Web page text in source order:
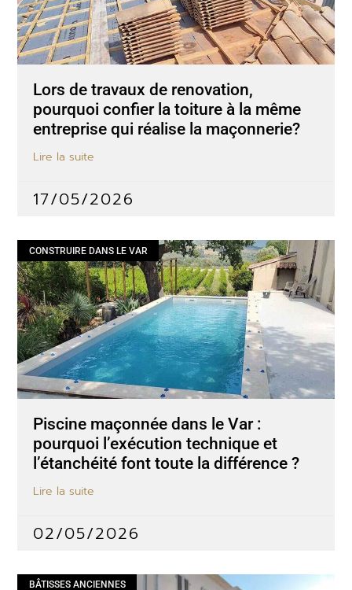
Lors de travaux de renovation,
pourquoi confier la toiture à la même
entreprise qui réalise la maçonnerie?
Lire la suite
17/05/2026
CONSTRUIRE DANS LE VAR
Piscine maçonnée dans le Var :
pourquoi l’exécution technique et
l’étanchéité font toute la différence ?
Lire la suite
02/05/2026
BÂTISSES ANCIENNES